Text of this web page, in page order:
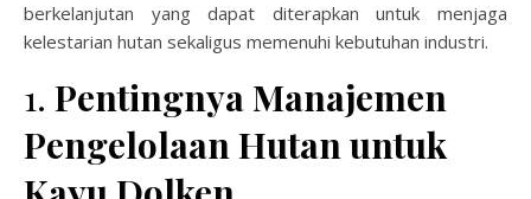
berkelanjutan yang dapat diterapkan untuk menjaga
kelestarian hutan sekaligus memenuhi kebutuhan industri.
1. Pentingnya Manajemen
Pengelolaan Hutan untuk